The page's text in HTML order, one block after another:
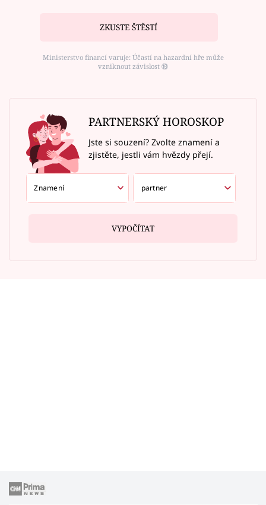
ZKUSTE ŠTĚSTÍ
Ministerstvo financí varuje: Účastí na hazardní hře může
vzniknout závislost ⑱
PARTNERSKÝ HOROSKOP
Jste si souzení? Zvolte znamení a
zjistěte, jestli vám hvězdy přejí.
VYPOČÍTAT